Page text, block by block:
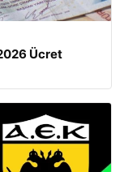
Ücret